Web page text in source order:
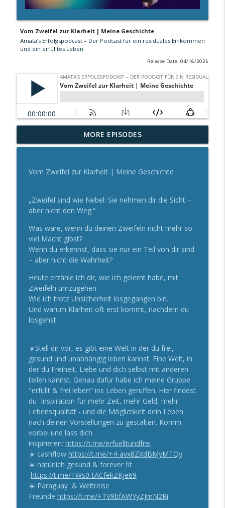
Vom Zweifel zur Klarheit | Meine Geschichte
Amata’s Erfolgspodcast – Der Podcast für ein residuales Einkommen
und ein erfülltes Leben
Release Date: 04/16/2025
Eine Welt in der Liebe möglich ist -
Interview mit Subina | Amatas Live Talk
info_outline
dem Kloster | Teil 27
Amata’s Erfolgspodcast – Der Podcast für ein residuales
Einkommen und ein erfülltes Leben
info_outline
Die Kraft von Visionen
Amata’s Erfolgspodcast – Der Podcast für ein residuales
Einkommen und ein erfülltes Leben
info_outline
Das Leben finden - 7 Geheimnisse aus
dem Kloster | Teil 26
Amata’s Erfolgspodcast – Der Podcast für ein residuales
Einkommen und ein erfülltes Leben
So startest du mit Leichtigkeit
Amata’s Erfolgspodcast – Der Podcast für ein residuales
Einkommen und ein erfülltes Leben
Von der Nonne zur Unternehmerin |
Meine Geschichte
Amata’s Erfolgspodcast – Der Podcast für ein residuales
Einkommen und ein erfülltes Leben
Das Leben finden - 7 Geheimnisse aus
dem Kloster | Teil 25
Amata’s Erfolgspodcast – Der Podcast für ein residuales
Einkommen und ein erfülltes Leben
Frühjahrsmüdigkeit adé | Forever
Healthy
MORE EPISODES
Vom Zweifel zur Klarheit | Meine Geschichte
„Zweifel sind wie Nebel: Sie nehmen dir die Sicht –
aber nicht den Weg.“
Was wäre, wenn du deinen Zweifeln nicht mehr so
viel Macht gibst?
Wenn du erkennst, dass sie nur ein Teil von dir sind
– aber nicht die Wahrheit?
Heute erzähle ich dir, wie ich gelernt habe, mit
Zweifeln umzugehen.
Wie ich trotz Unsicherheit losgegangen bin.
Und warum Klarheit oft erst kommt, nachdem du
losgehst.
☀️Stell dir vor, es gibt eine Welt in der du frei,
gesund und unabhängig leben kannst. Eine Welt, in
der du Freiheit, Liebe und dich selbst mit anderen
teilen kannst. Genau dafür habe ich meine Gruppe
"erfüllt & frei leben" ins Leben geruffen. Hier findest
du Inspiration für mehr Zeit, mehr Geld, mehr
Lebensqualität - und die Möglichkeit dein Leben
nach deinen Vorstellungen zu gestalten. Komm
vorbei und lass dich
inspirieren: https://t.me/erfuelltundfrei
☀️ cashflow https://t.me/+4-avx8ZXdBMyMTQy
☀️ natürlich gesund & forever fit
https://t.me/+Ws0-tACfekZKje69
☀️ Paraguay & Weltreise
Freunde https://t.me/+TV9bfAWYyZJmN2Ri